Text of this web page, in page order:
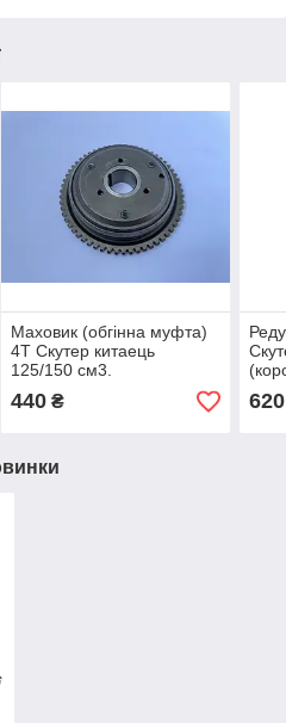
Маховик (обгінна муфта)
4T Скутер китаець
125/150 см3.
440₴ 620